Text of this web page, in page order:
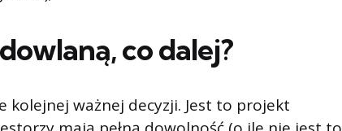
co dalej?
kolejnej ważnej decyzji. Jest to projekt